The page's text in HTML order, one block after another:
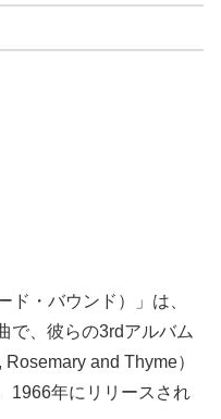
ド・バウンド）」は、
で、彼らの3rdアルバム
and Thyme）
1966年にリリースされ